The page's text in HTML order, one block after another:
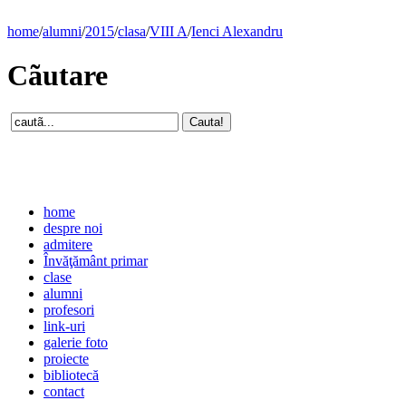
home/alumni/2015/clasa/VIII A/Ienci Alexandru
Cãutare
home
despre noi
admitere
Învăţământ primar
clase
alumni
profesori
link-uri
galerie foto
proiecte
bibliotecă
contact